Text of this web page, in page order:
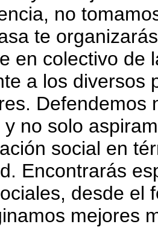
no
te
en colectivo de
a los diversos
Defendemos
no solo
social en
Encontrarás
desde el
mejores